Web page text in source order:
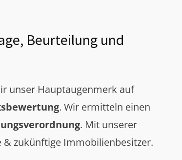
Beurteilung und
unser Hauptaugenmerk auf
. Wir ermitteln einen
. Mit unserer
zukünftige Immobilienbesitzer.